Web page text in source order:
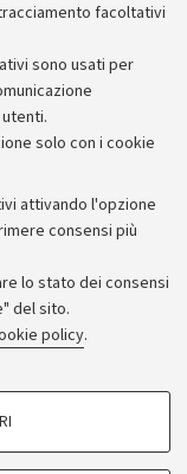
facoltativi
sono usati per
solo con i cookie
attivando l'opzione
consensi più
lo stato dei consensi
del sito.
policy.
e-mail